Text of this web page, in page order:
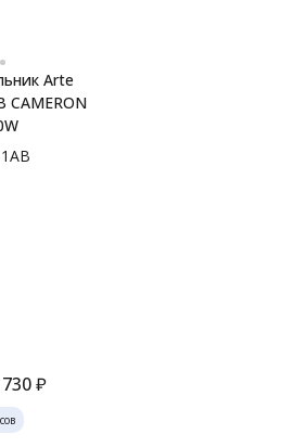
Arte
CAMERON
₽